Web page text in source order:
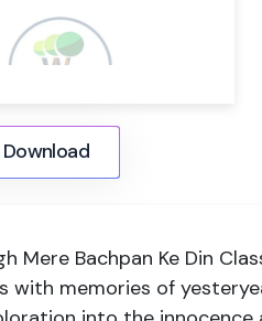
Download
Mere Bachpan Ke Din
memories of